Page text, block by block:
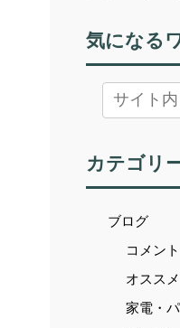
気になる
カテゴリ
ブログ
コメン
オスス
家電・